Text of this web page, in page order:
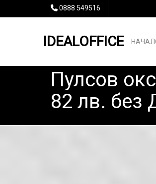
0888 549516
IDEALOFFICE
Пулсов
82 лв. без